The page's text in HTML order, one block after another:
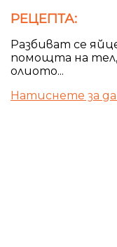
РЕЦЕПТА:
Разбиват се
помощта на тел,
олиото...
Натиснете за